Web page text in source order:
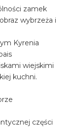
zamek
wybrzeża i
Kyrenia
wiejskimi
kuchni.
części